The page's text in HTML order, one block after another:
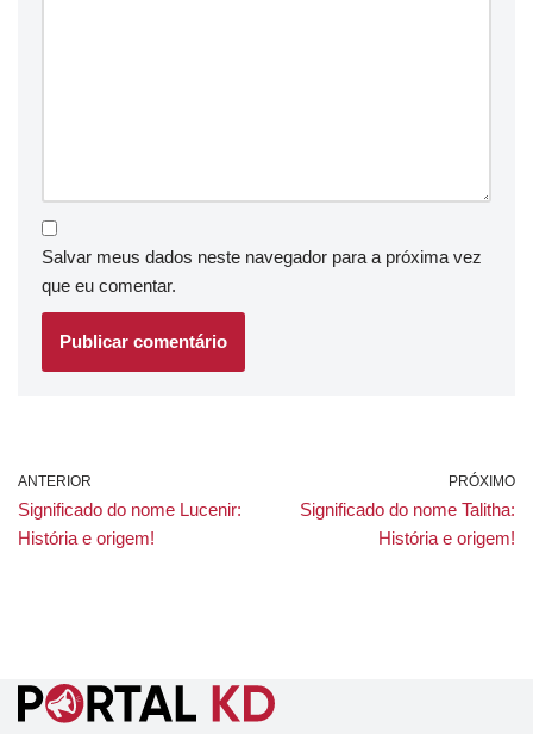
Salvar meus dados neste navegador para a próxima vez
que eu comentar.
ANTERIOR
Significado do nome Lucenir:
História e origem!
PRÓXIMO
Significado do nome Talitha:
História e origem!